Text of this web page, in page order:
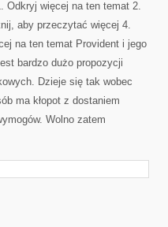
Odkryj więcej na ten temat 2.
aby przeczytać więcej 4.
na ten temat Provident i jego
bardzo dużo propozycji
Dzieje się tak wobec
ma kłopot z dostaniem
Wolno zatem